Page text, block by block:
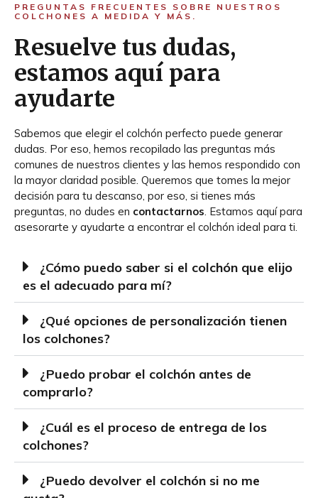
PREGUNTAS FRECUENTES SOBRE NUESTROS
COLCHONES A MEDIDA Y MÁS.
Resuelve tus dudas,
estamos aquí para
ayudarte
Sabemos que elegir el colchón perfecto puede generar
dudas. Por eso, hemos recopilado las preguntas más
comunes de nuestros clientes y las hemos respondido con
la mayor claridad posible. Queremos que tomes la mejor
decisión para tu descanso, por eso, si tienes más
preguntas, no dudes en contactarnos. Estamos aquí para
asesorarte y ayudarte a encontrar el colchón ideal para ti.
¿Cómo puedo saber si el colchón que elijo
es el adecuado para mí?
¿Qué opciones de personalización tienen
los colchones?
¿Puedo probar el colchón antes de
comprarlo?
¿Cuál es el proceso de entrega de los
colchones?
¿Puedo devolver el colchón si no me